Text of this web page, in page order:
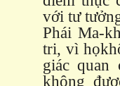
với tư
Phái Ma-
tri, vì
giác quan
không